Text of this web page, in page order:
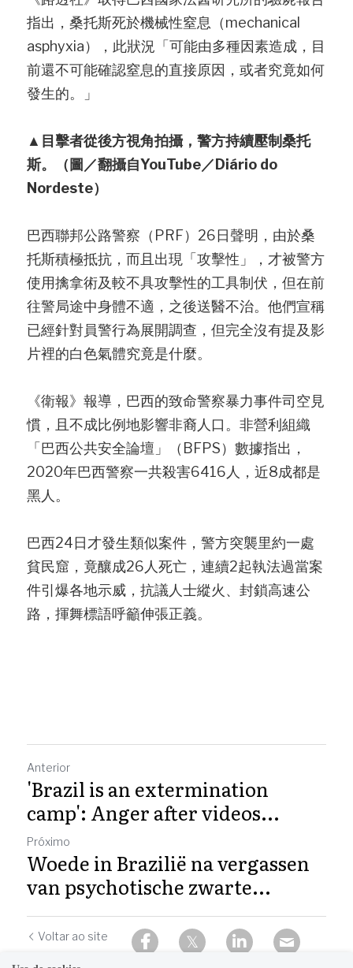
指出，桑托斯死於機械性窒息（mechanical
asphyxia），此狀況「可能由多種因素造成，目
前還不可能確認窒息的直接原因，或者究竟如何
發生的。」
▲目擊者從後方視角拍攝，警方持續壓制桑托
斯。（圖／翻攝自YouTube／Diário do
Nordeste）
巴西聯邦公路警察（PRF）26日聲明，由於桑
托斯積極抵抗，而且出現「攻擊性」，才被警方
使用擒拿術及較不具攻擊性的工具制伏，但在前
往警局途中身體不適，之後送醫不治。他們宣稱
已經針對員警行為展開調查，但完全沒有提及影
片裡的白色氣體究竟是什麼。
《衛報》報導，巴西的致命警察暴力事件司空見
慣，且不成比例地影響非裔人口。非營利組織
「巴西公共安全論壇」（BFPS）數據指出，
2020年巴西警察一共殺害6416人，近8成都是
黑人。
巴西24日才發生類似案件，警方突襲里約一處
貧民窟，竟釀成26人死亡，連續2起執法過當案
件引爆各地示威，抗議人士縱火、封鎖高速公
路，揮舞標語呼籲伸張正義。
Anterior
'Brazil is an extermination
camp': Anger after videos...
Próximo
Woede in Brazilië na vergassen
van psychotische zwarte...
Voltar ao site